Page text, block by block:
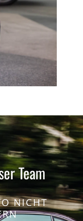
Team
NICHT